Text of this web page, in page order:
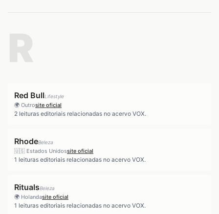
Red BullLifestyle
🌍 Outrosite oficial
2 leituras editoriais relacionadas no acervo VOX.
RhodeBeleza
🇺🇸 Estados Unidossite oficial
1 leituras editoriais relacionadas no acervo VOX.
RitualsBeleza
🌍 Holandasite oficial
1 leituras editoriais relacionadas no acervo VOX.